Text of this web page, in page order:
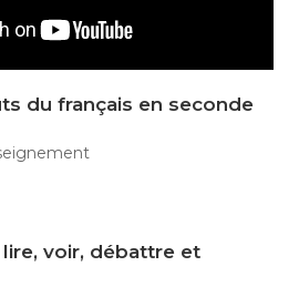
du français en seconde
lire, voir, débattre et